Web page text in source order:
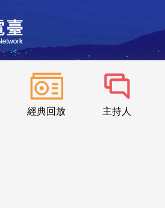
經典回放 主持人